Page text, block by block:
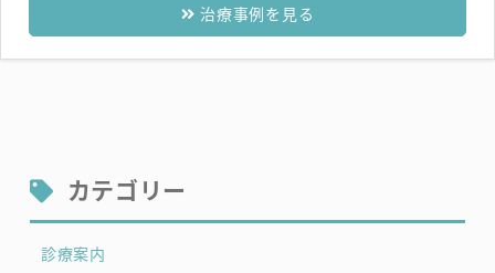
治療事例を見る
カテゴリー
診療案内